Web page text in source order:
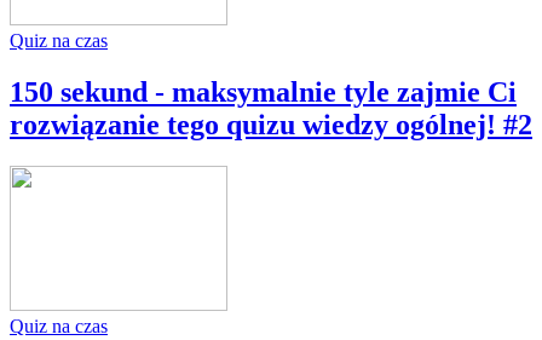
Quiz na czas
150 sekund - maksymalnie tyle zajmie Ci
rozwiązanie tego quizu wiedzy ogólnej! #2
Quiz na czas